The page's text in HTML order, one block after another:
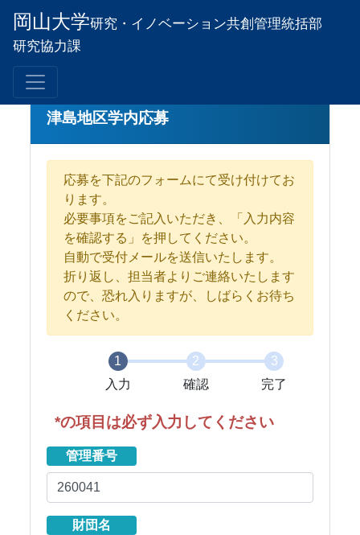
岡山大学研究・イノベーション共創管理統括部
研究協力課
津島地区学内応募
応募を下記のフォームにて受け付けてお
ります。
必要事項をご記入いただき、「入力内容
を確認する」を押してください。
自動で受付メールを送信いたします。
折り返し、担当者よりご連絡いたします
ので、恐れ入りますが、しばらくお待ち
ください。
1
入力
2
確認
3
完了
*の項目は必ず入力してください
管理番号
財団名